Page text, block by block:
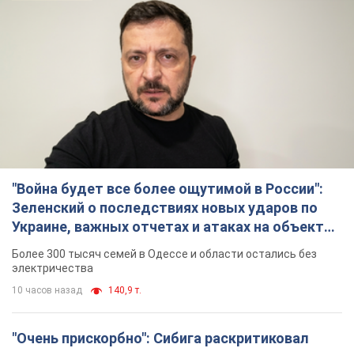
"Война будет все более ощутимой в России":
Зеленский о последствиях новых ударов по
Украине, важных отчетах и атаках на объекты
противника. Видео
Более 300 тысяч семей в Одессе и области остались без
электричества
10 часов назад 140,9 т.
"Очень прискорбно": Сибига раскритиковал